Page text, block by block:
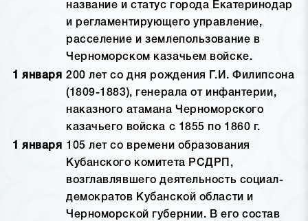
название и статус города Екатеринодар
и регламентирующего управление,
расселение и землепользование в
Черноморском казачьем войске.
1 января 200 лет со дня рождения Г.И. Филипсона
(1809-1883), генерала от инфантерии,
наказного атамана Черноморского
казачьего войска с 1855 по 1860 г.
1 января
105 лет со времени образования
Кубанского комитета РСДРП,
возглавлявшего деятельность социал-
демократов Кубанской области и
Черноморской губернии. В его состав